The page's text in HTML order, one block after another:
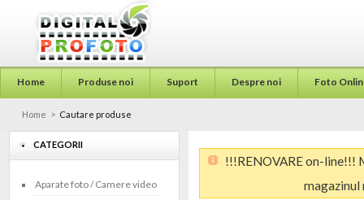
Home Produse noi Suport Despre noi Foto
Home > Cautare produse
CATEGORII
Aparate foto / Camere video
!!!RENOVARE on-line!!!
magazinul